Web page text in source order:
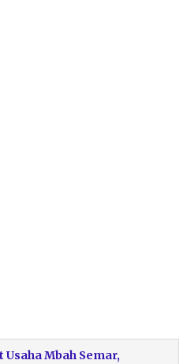
Usaha Mbah Semar,